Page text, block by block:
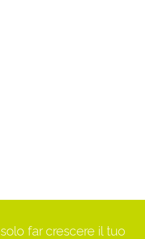
far crescere il tuo